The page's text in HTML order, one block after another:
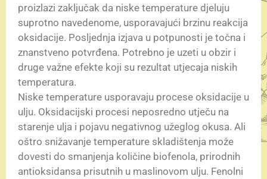
proizlazi zaključak da niske temperature djeluju
suprotno navedenome, usporavajući brzinu reakcija
oksidacije. Posljednja izjava u potpunosti je točna i
znanstveno potvrđena. Potrebno je uzeti u obzir i
druge važne efekte koji su rezultat utjecaja niskih
temperatura.
Niske temperature usporavaju procese oksidacije u
ulju. Oksidacijski procesi neposredno utječu na
starenje ulja i pojavu negativnog užeglog okusa. Ali
oštro snižavanje temperature skladištenja može
dovesti do smanjenja količine biofenola, prirodnih
antioksidansa prisutnih u maslinovom ulju. Fenolni